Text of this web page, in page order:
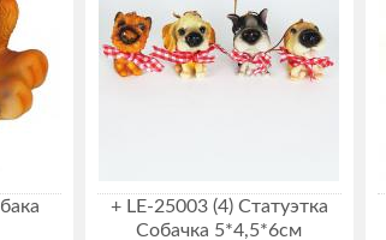
+ LE-25003 (4) Статуэтка
Собачка 5*4,5*6см